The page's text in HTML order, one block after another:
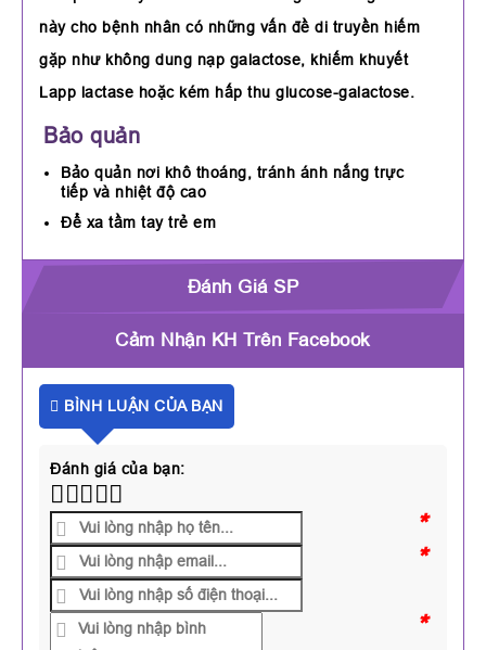
này cho bệnh nhân có những vấn đề di truyền hiếm
gặp như không dung nạp galactose, khiếm khuyết
Lapp lactase hoặc kém hấp thu glucose-galactose.
Bảo quản
Bảo quản nơi khô thoáng, tránh ánh nắng trực
tiếp và nhiệt độ cao
Để xa tầm tay trẻ em
Đánh Giá SP
Cảm Nhận KH Trên Facebook
BÌNH LUẬN CỦA BẠN
Đánh giá của bạn:
*
*
*